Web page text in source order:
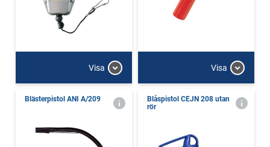
Visa Visa
Blästerpistol ANI A/209
Blåspistol CEJN 208 utan
rör